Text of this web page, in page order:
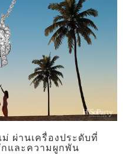
ผ่านเครื่องประดับที่
และความผูกพัน